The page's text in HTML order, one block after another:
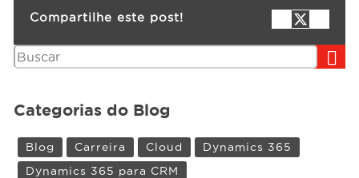
Compartilhe este post!
Pesquisar
Categorias do Blog
Blog Carreira Cloud
Dynamics 365
Dynamics 365 para CRM
Eventos
Conteúdos